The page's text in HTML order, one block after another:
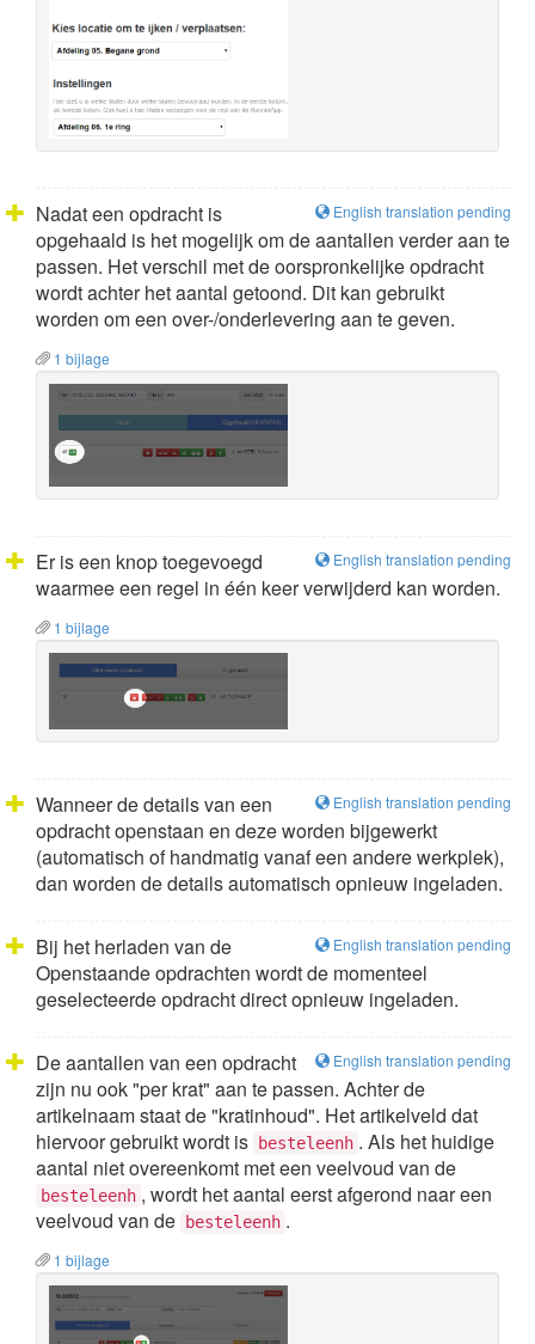
English translation pending
Nadat een opdracht is
opgehaald is het mogelijk om de aantallen verder aan te
passen. Het verschil met de oorspronkelijke opdracht
wordt achter het aantal getoond. Dit kan gebruikt
worden om een over-/onderlevering aan te geven.
1 bijlage
English translation pending
Er is een knop toegevoegd
waarmee een regel in één keer verwijderd kan worden.
1 bijlage
English translation pending
Wanneer de details van een
opdracht openstaan en deze worden bijgewerkt
(automatisch of handmatig vanaf een andere werkplek),
dan worden de details automatisch opnieuw ingeladen.
English translation pending
Bij het herladen van de
Openstaande opdrachten wordt de momenteel
geselecteerde opdracht direct opnieuw ingeladen.
English translation pending
De aantallen van een opdracht
zijn nu ook "per krat" aan te passen. Achter de
artikelnaam staat de "kratinhoud". Het artikelveld dat
hiervoor gebruikt wordt is
besteleenh . Als het huidige
aantal niet overeenkomt met een veelvoud van de
besteleenh , wordt het aantal eerst afgerond naar een
veelvoud van de
besteleenh .
1 bijlage